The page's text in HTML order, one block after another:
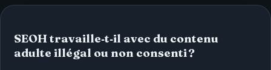
SEOH travaille‑t‑il avec du contenu
adulte illégal ou non consenti ?